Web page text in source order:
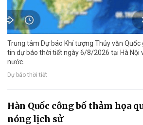
Trung tâm Dự báo Khí tượng Thủy văn
tin dự báo thời tiết ngày 6/8/2026 tại Hà Nội
nước.
Dự báo thời tiết
Hàn Quốc công bố thảm họa
nóng lịch sử